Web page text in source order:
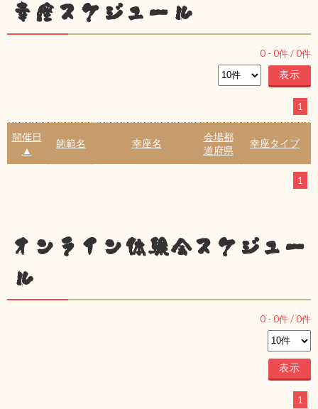
幸座スケジュール
0 - 0件 /0件
1
開催日
▲
師範名 幸座名
会場都
道府県
幸座タイプ
1
オンライン体験会スケジュー
ル
0 - 0件 /0件
1